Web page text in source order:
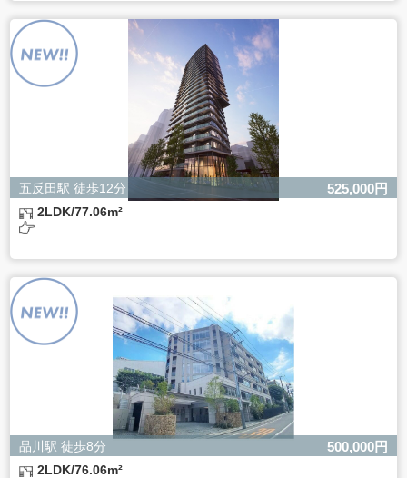
よるものです。
ただし、必要な項目をいただけない場合、適切な対応がで
きない場合があります。
五反田駅 徒歩12分 525,000円
2LDK/77.06m²
品川駅 徒歩8分 500,000円
2LDK/76.06m²